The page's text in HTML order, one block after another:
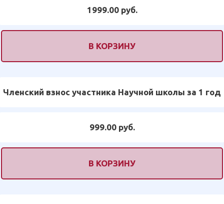
1999.00 руб.
В КОРЗИНУ
Членский взнос участника Научной школы за 1 год
999.00 руб.
В КОРЗИНУ